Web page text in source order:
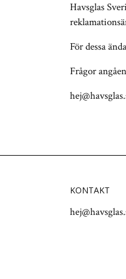
Havsglas
För dessa
Frågor
KONTAKT